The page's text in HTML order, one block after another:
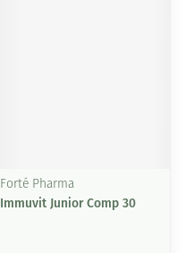
Forté Pharma
Immuvit Junior Comp 30